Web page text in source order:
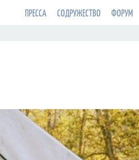
ПРЕССА СОДРУЖЕСТВО ФОРУМ